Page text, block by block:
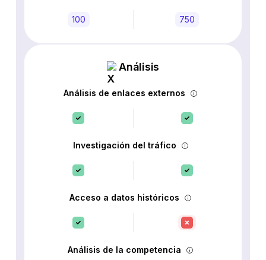
100 750
Análisis
Análisis de enlaces externos
Investigación del tráfico
Acceso a datos históricos
Análisis de la competencia